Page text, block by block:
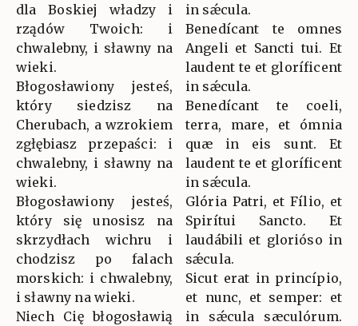
dla Boskiej władzy i
rządów Twoich: i
chwalebny, i sławny na
wieki.
Błogosławiony jesteś,
który siedzisz na
Cherubach, a wzrokiem
zgłębiasz przepaści: i
chwalebny, i sławny na
wieki.
Błogosławiony jesteś,
który się unosisz na
skrzydłach wichru i
chodzisz po falach
morskich: i chwalebny,
i sławny na wieki.
Niech Cię błogosławią
in sǽcula.
Benedícant te omnes
Angeli et Sancti tui. Et
laudent te et gloríficent
in sǽcula.
Benedícant te coeli,
terra, mare, et ómnia
quæ in eis sunt. Et
laudent te et gloríficent
in sǽcula.
Glória Patri, et Fílio, et
Spirítui Sancto. Et
laudábili et glorióso in
sǽcula.
Sicut erat in princípio,
et nunc, et semper: et
in sǽcula sæculórum.